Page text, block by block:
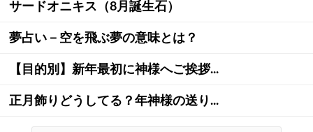
サードオニキス（8月誕生石）
夢占い－空を飛ぶ夢の意味とは？
【目的別】新年最初に神様へご挨拶...
正月飾りどうしてる？年神様の送り...